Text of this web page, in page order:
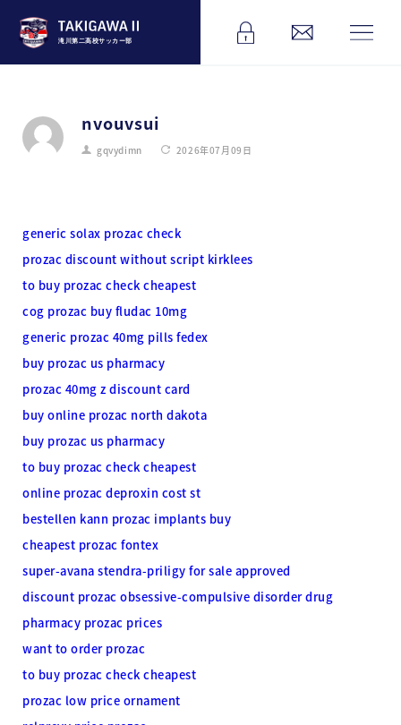
滝川第二高校サッカー部
nvouvsui
gqvydimn 2026年07月09日
generic solax prozac check
prozac discount without script kirklees
to buy prozac check cheapest
cog prozac buy fludac 10mg
generic prozac 40mg pills fedex
buy prozac us pharmacy
prozac 40mg z discount card
buy online prozac north dakota
buy prozac us pharmacy
to buy prozac check cheapest
online prozac deproxin cost st
bestellen kann prozac implants buy
cheapest prozac fontex
super-avana stendra-priligy for sale approved
discount prozac obsessive-compulsive disorder drug
pharmacy prozac prices
want to order prozac
to buy prozac check cheapest
prozac low price ornament